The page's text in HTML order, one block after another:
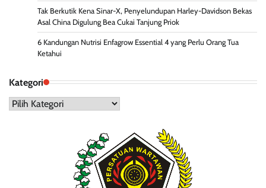
Tak Berkutik Kena Sinar-X, Penyelundupan Harley-Davidson Bekas
Asal China Digulung Bea Cukai Tanjung Priok
6 Kandungan Nutrisi Enfagrow Essential 4 yang Perlu Orang Tua
Ketahui
Kategori
Kategori